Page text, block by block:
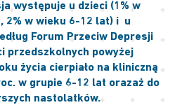
występuje u dzieci (1% w
2% w wieku 6-12 lat) i u
Forum Przeciw Depresji
przedszkolnych powyżej
życia cierpiało na kliniczną
w grupie 6-12 lat orazaż do
nastolatków.